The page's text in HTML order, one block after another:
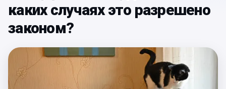
каких случаях это разрешено
законом?